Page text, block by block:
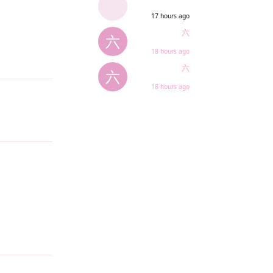
17 hours ago
六 六
18 hours ago
六 六
18 hours ago